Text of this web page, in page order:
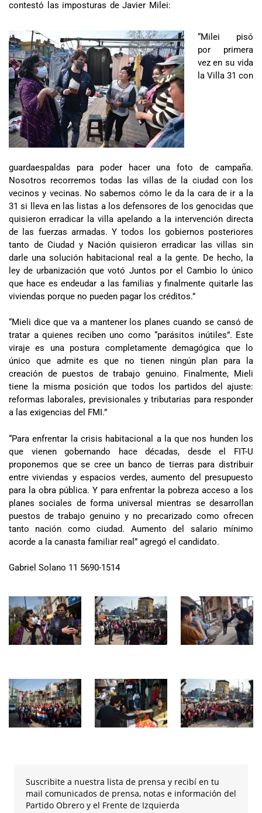
contestó las imposturas de Javier Milei:
“Milei pisó
por primera
vez en su vida
la Villa 31 con
guardaespaldas para poder hacer una foto de campaña.
Nosotros recorremos todas las villas de la ciudad con los
vecinos y vecinas. No sabemos cómo le da la cara de ir a la
31 si lleva en las listas a los defensores de los genocidas que
quisieron erradicar la villa apelando a la intervención directa
de las fuerzas armadas. Y todos los gobiernos posteriores
tanto de Ciudad y Nación quisieron erradicar las villas sin
darle una solución habitacional real a la gente. De hecho, la
ley de urbanización que votó Juntos por el Cambio lo único
que hace es endeudar a las familias y finalmente quitarle las
viviendas porque no pueden pagar los créditos.”
“Mieli dice que va a mantener los planes cuando se cansó de
tratar a quienes reciben uno como “parásitos inútiles”. Este
viraje es una postura completamente demagógica que lo
único que admite es que no tienen ningún plan para la
creación de puestos de trabajo genuino. Finalmente, Mieli
tiene la misma posición que todos los partidos del ajuste:
reformas laborales, previsionales y tributarias para responder
a las exigencias del FMI.”
“Para enfrentar la crisis habitacional a la que nos hunden los
que vienen gobernando hace décadas, desde el FIT-U
proponemos que se cree un banco de tierras para distribuir
entre viviendas y espacios verdes, aumento del presupuesto
para la obra pública. Y para enfrentar la pobreza acceso a los
planes sociales de forma universal mientras se desarrollan
puestos de trabajo genuino y no precarizado como ofrecen
tanto nación como ciudad. Aumento del salario mínimo
acorde a la canasta familiar real” agregó el candidato.
Gabriel Solano 11 5690-1514
Suscribite a nuestra lista de prensa y recibí en tu
mail comunicados de prensa, notas e información del
Partido Obrero y el Frente de Izquierda